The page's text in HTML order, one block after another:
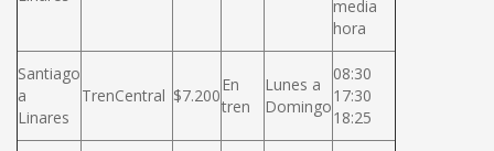
media
hora
Santiago
a
Linares
TrenCentral $7.200
En
tren
Lunes a
Domingo
08:30
17:30
18:25